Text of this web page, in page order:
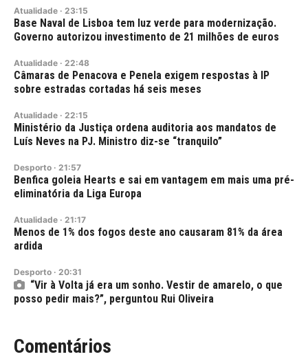
Atualidade · 23:15
Base Naval de Lisboa tem luz verde para modernização.
Governo autorizou investimento de 21 milhões de euros
Atualidade · 22:48
Câmaras de Penacova e Penela exigem respostas à IP
sobre estradas cortadas há seis meses
Atualidade · 22:15
Ministério da Justiça ordena auditoria aos mandatos de
Luís Neves na PJ. Ministro diz-se “tranquilo”
Desporto · 21:57
Benfica goleia Hearts e sai em vantagem em mais uma pré-
eliminatória da Liga Europa
Atualidade · 21:17
Menos de 1% dos fogos deste ano causaram 81% da área
ardida
Desporto · 20:31
“Vir à Volta já era um sonho. Vestir de amarelo, o que
posso pedir mais?”, perguntou Rui Oliveira
Comentários